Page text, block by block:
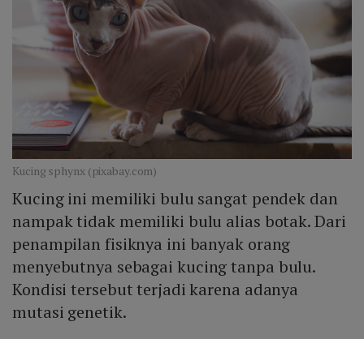
Kucing sphynx (pixabay.com)
Kucing ini memiliki bulu sangat pendek dan
nampak tidak memiliki bulu alias botak. Dari
penampilan fisiknya ini banyak orang
menyebutnya sebagai kucing tanpa bulu.
Kondisi tersebut terjadi karena adanya
mutasi genetik.